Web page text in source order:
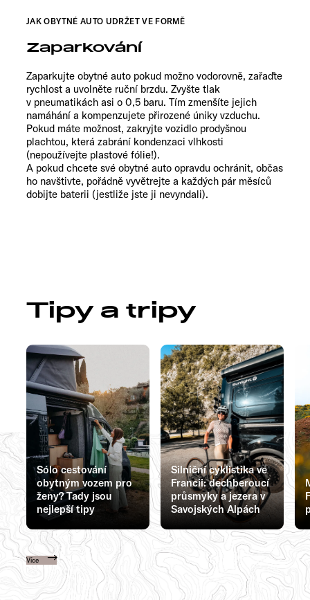
JAK OBYTNÉ AUTO UDRŽET VE FORMĚ
Zaparkování
Zaparkujte obytné auto pokud možno vodorovně, zařaďte
rychlost a uvolněte ruční brzdu. Zvyšte tlak
v pneumatikách asi o 0,5 baru. Tím zmenšíte jejich
namáhání a kompenzujete přirozené úniky vzduchu.
Pokud máte možnost, zakryjte vozidlo prodyšnou
plachtou, která zabrání kondenzaci vlhkosti
(nepoužívejte plastové fólie!).
A pokud chcete své obytné auto opravdu ochránit, občas
ho navštivte, pořádně vyvětrejte a každých pár měsíců
dobijte baterii (jestliže jste ji nevyndali).
Tipy a tripy
Sólo cestování
obytným vozem pro
ženy? Tady jsou
nejlepší tipy
Silniční cyklistika ve
Francii: dechberoucí
průsmyky a jezera v
Savojských Alpách
Více